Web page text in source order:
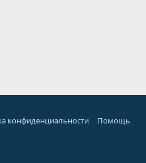
конфиденциальности
Помощь